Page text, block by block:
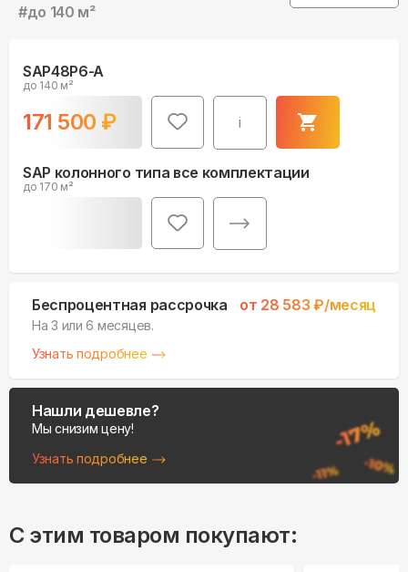
#до 140 м²
SAP48P6-A
до 140 м²
171 500 ₽ i
SAP колонного типа все комплектации
до 170 м²
Беспроцентная рассрочка от 28 583 ₽/месяц
На 3 или 6 месяцев.
Узнать подробнее
Нашли дешевле?
Мы снизим цену!
Узнать подробнее
С этим товаром покупают: